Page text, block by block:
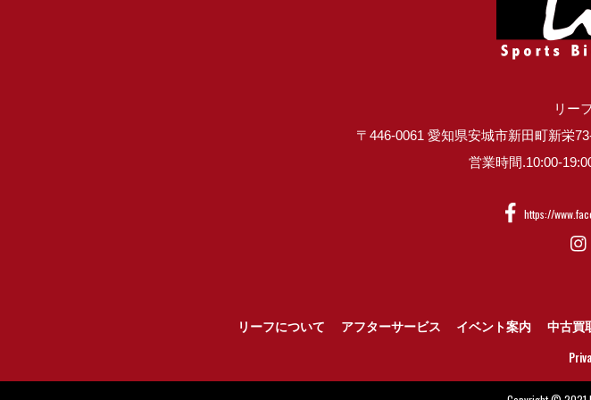
リー
〒446-0061 愛知県安城市新田町新栄
営業時間.10:00-
https://
リーフについて アフターサービス イベント案内 中古買